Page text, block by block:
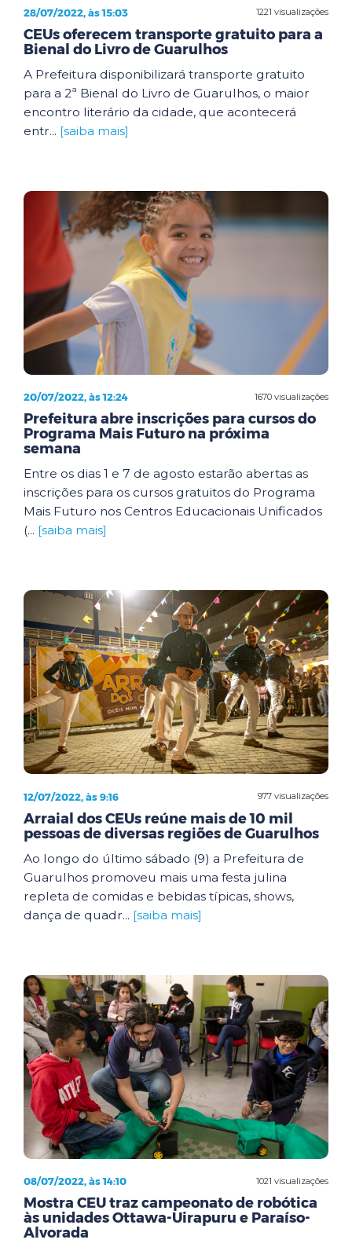
1221 visualizações
28/07/2022, às 15:03
CEUs oferecem transporte gratuito para a
Bienal do Livro de Guarulhos
A Prefeitura disponibilizará transporte gratuito
para a 2ª Bienal do Livro de Guarulhos, o maior
encontro literário da cidade, que acontecerá
entr... [saiba mais]
1670 visualizações
20/07/2022, às 12:24
Prefeitura abre inscrições para cursos do
Programa Mais Futuro na próxima
semana
Entre os dias 1 e 7 de agosto estarão abertas as
inscrições para os cursos gratuitos do Programa
Mais Futuro nos Centros Educacionais Unificados
(... [saiba mais]
977 visualizações
12/07/2022, às 9:16
Arraial dos CEUs reúne mais de 10 mil
pessoas de diversas regiões de Guarulhos
Ao longo do último sábado (9) a Prefeitura de
Guarulhos promoveu mais uma festa julina
repleta de comidas e bebidas típicas, shows,
dança de quadr... [saiba mais]
1021 visualizações
08/07/2022, às 14:10
Mostra CEU traz campeonato de robótica
às unidades Ottawa-Uirapuru e Paraíso-
Alvorada